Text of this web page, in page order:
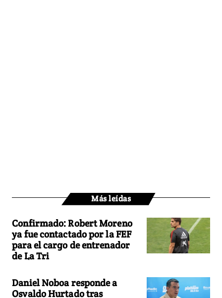
Más leídas
Confirmado: Robert Moreno
ya fue contactado por la FEF
para el cargo de entrenador
de La Tri
Daniel Noboa responde a
Osvaldo Hurtado tras